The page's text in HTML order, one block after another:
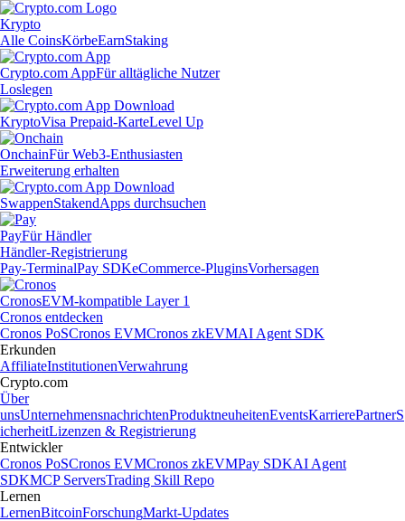
Krypto
Alle CoinsKörbeEarnStaking
Crypto.com AppFür alltägliche Nutzer
Loslegen
KryptoVisa Prepaid-KarteLevel Up
OnchainFür Web3-Enthusiasten
Erweiterung erhalten
SwappenStakendApps durchsuchen
PayFür Händler
Händler-Registrierung
Pay-TerminalPay SDKeCommerce-PluginsVorhersagen
CronosEVM-kompatible Layer 1
Cronos entdecken
Cronos PoSCronos EVMCronos zkEVMAI Agent SDK
Erkunden
AffiliateInstitutionenVerwahrung
Crypto.com
Über
unsUnternehmensnachrichtenProduktneuheitenEventsKarrierePartnerS
icherheitLizenzen & Registrierung
Entwickler
Cronos PoSCronos EVMCronos zkEVMPay SDKAI Agent
SDKMCP ServersTrading Skill Repo
Lernen
LernenBitcoinForschungMarkt-Updates